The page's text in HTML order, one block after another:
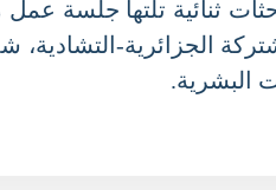
الزيارة، عقد الرئيسان مباحثات
للجنة المشتركة الجزائرية-
البشرية.